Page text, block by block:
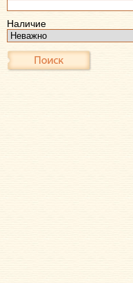
Наличие